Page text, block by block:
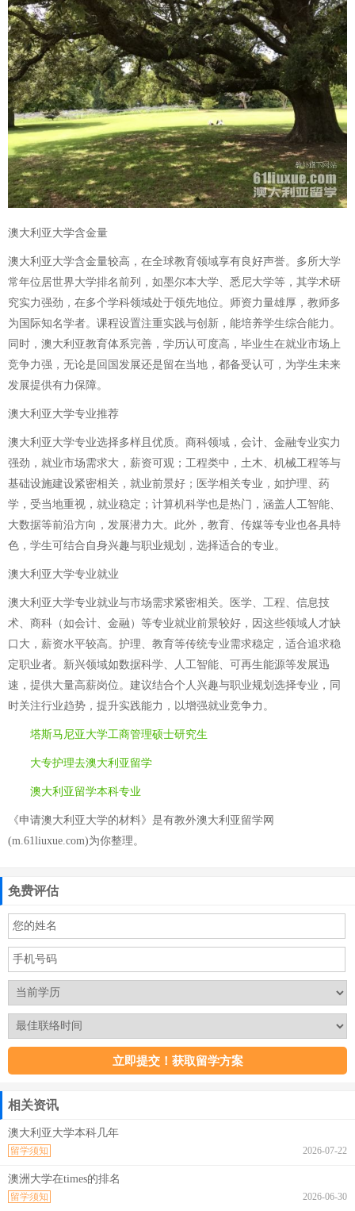
澳大利亚大学含金量
澳大利亚大学含金量较高，在全球教育领域享有良好声誉。多所大学
常年位居世界大学排名前列，如墨尔本大学、悉尼大学等，其学术研
究实力强劲，在多个学科领域处于领先地位。师资力量雄厚，教师多
为国际知名学者。课程设置注重实践与创新，能培养学生综合能力。
同时，澳大利亚教育体系完善，学历认可度高，毕业生在就业市场上
竞争力强，无论是回国发展还是留在当地，都备受认可，为学生未来
发展提供有力保障。
澳大利亚大学专业推荐
澳大利亚大学专业选择多样且优质。商科领域，会计、金融专业实力
强劲，就业市场需求大，薪资可观；工程类中，土木、机械工程等与
基础设施建设紧密相关，就业前景好；医学相关专业，如护理、药
学，受当地重视，就业稳定；计算机科学也是热门，涵盖人工智能、
大数据等前沿方向，发展潜力大。此外，教育、传媒等专业也各具特
色，学生可结合自身兴趣与职业规划，选择适合的专业。
澳大利亚大学专业就业
澳大利亚大学专业就业与市场需求紧密相关。医学、工程、信息技
术、商科（如会计、金融）等专业就业前景较好，因这些领域人才缺
口大，薪资水平较高。护理、教育等传统专业需求稳定，适合追求稳
定职业者。新兴领域如数据科学、人工智能、可再生能源等发展迅
速，提供大量高薪岗位。建议结合个人兴趣与职业规划选择专业，同
时关注行业趋势，提升实践能力，以增强就业竞争力。
塔斯马尼亚大学工商管理硕士研究生
大专护理去澳大利亚留学
澳大利亚留学本科专业
《申请澳大利亚大学的材料》是有教外澳大利亚留学网
(m.61liuxue.com)为你整理。
免费评估
相关资讯
澳大利亚大学本科几年
2026-07-22
留学须知
澳洲大学在times的排名
2026-06-30
留学须知